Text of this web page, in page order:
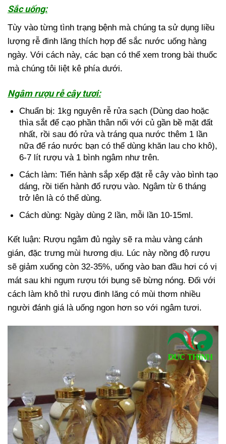
Sắc uống:
Tùy vào từng tình trạng bệnh mà chúng ta sử dụng liều
lượng rễ đinh lăng thích hợp để sắc nước uống hàng
ngày. Với cách này, các bạn có thể xem trong bài thuốc
mà chúng tôi liệt kê phía dưới.
​Ngâm rượu rễ cây tươi:
Chuẩn bị: 1kg nguyên rễ rửa sạch (Dùng dao hoặc
thìa sắt để cạo phần thân nối với củ gần bề mặt đất
nhất, rồi sau đó rửa và tráng qua nước thêm 1 lần
nữa để ráo nước bạn có thể dùng khăn lau cho khô),
6-7 lít rượu và 1 bình ngâm như trên.
Cách làm: Tiến hành sắp xếp đặt rễ cây vào bình tạo
dáng, rồi tiến hành đổ rượu vào. Ngâm từ 6 tháng
trở lên là có thể dùng.
Cách dùng: Ngày dùng 2 lần, mỗi lần 10-15ml.
Kết luận: Rượu ngâm đủ ngày sẽ ra màu vàng cánh
gián, đặc trưng mùi hương dịu. Lúc này nồng độ rượu
sẽ giảm xuống còn 32-35%, uống vào ban đầu hơi có vị
mát sau khi ngụm rượu tới bụng sẽ bừng nóng. Đối với
cách làm khô thì rượu đinh lăng có mùi thơm nhiều
người đánh giá là uống ngon hơn so với ngâm tươi.